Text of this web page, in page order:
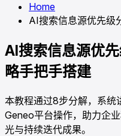
Home
AI搜索信息源优先级
AI搜索信息源优
略手把手搭建
本教程通过8步分解，系统
Geneo平台操作，助力企
光与持续迭代成果。